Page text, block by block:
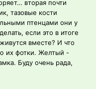
вторая почти
тазовые кости
птенцами они у
если это в итоге
вместе? И что
их фотки. Желтый -
Буду очень рада,